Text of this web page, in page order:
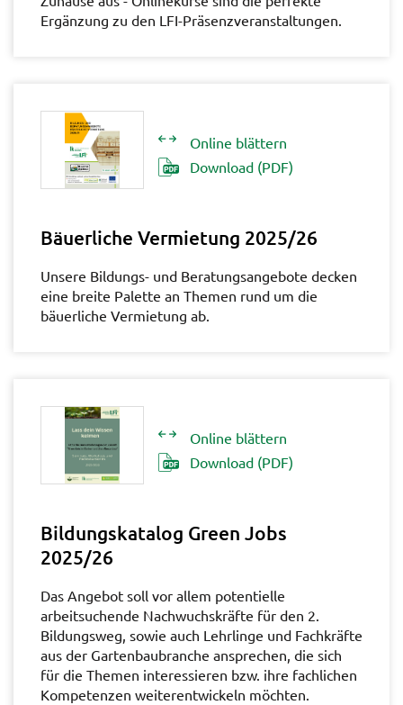
Ergänzung zu den LFI-Präsenzveranstaltungen.
Online blättern
Download (PDF)
Bäuerliche Vermietung 2025/26
Unsere Bildungs- und Beratungsangebote decken
eine breite Palette an Themen rund um die
bäuerliche Vermietung ab.
Online blättern
Download (PDF)
Bildungskatalog Green Jobs
2025/26
Das Angebot soll vor allem potentielle
arbeitsuchende Nachwuchskräfte für den 2.
Bildungsweg, sowie auch Lehrlinge und Fachkräfte
aus der Gartenbaubranche ansprechen, die sich
für die Themen interessieren bzw. ihre fachlichen
Kompetenzen weiterentwickeln möchten.